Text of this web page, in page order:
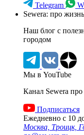
Telegram
Sewera: про
Наш блог c
городом
Мы в YouTube
Канал Sewera
Подписаться
Ежедневно с 10
Москва, Троицк,